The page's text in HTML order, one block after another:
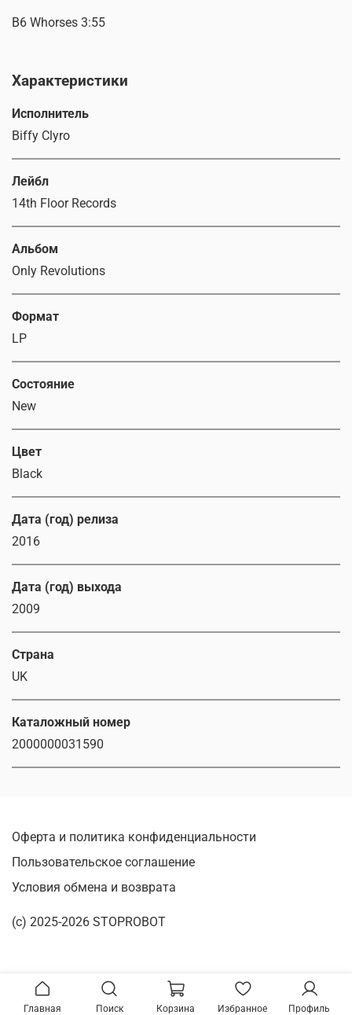
B6 Whorses 3:55
Характеристики
Исполнитель
Biffy Clyro
Лейбл
14th Floor Records
Альбом
Only Revolutions
Формат
LP
Состояние
New
Цвет
Black
Дата (год) релиза
2016
Дата (год) выхода
2009
Страна
UK
Каталожный номер
2000000031590
Оферта и политика конфиденциальности
Пользовательское соглашение
Условия обмена и возврата
(c) 2025-2026 STOPROBOT
Главная Поиск Корзина Избранное Профиль